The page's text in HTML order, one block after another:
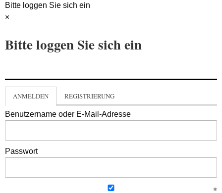
Bitte loggen Sie sich ein
×
Bitte loggen Sie sich ein
ANMELDEN REGISTRIERUNG
Benutzername oder E-Mail-Adresse
Passwort